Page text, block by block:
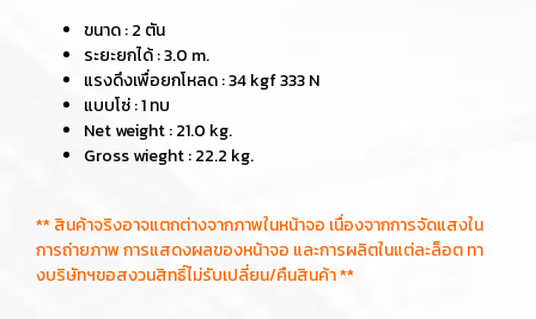
ขนาด : 2 ตัน
ระยะยกได้ : 3.0 m.
แรงดึงเพื่อยกโหลด : 34 kgf 333 N
แบบโซ่ : 1 ทบ
Net weight : 21.0 kg.
Gross wieght : 22.2 kg.
** สินค้าจริงอาจแตกต่างจากภาพในหน้าจอ เนื่องจากการจัดแสงใน
การถ่ายภาพ การแสดงผลของหน้าจอ และการผลิตในแต่ละล็อต ทา
งบริษัทฯขอสงวนสิทธิ์ไม่รับเปลี่ยน/คืนสินค้า **